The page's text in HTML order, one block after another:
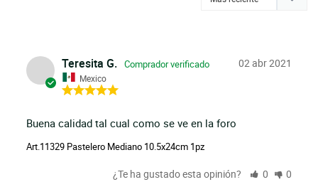
02 abr 2021
Teresita G.
Mexico
Buena calidad tal cual como se ve en la foro
Art.11329 Pastelero Mediano 10.5x24cm 1pz
¿Te ha gustado esta opinión? 0 0